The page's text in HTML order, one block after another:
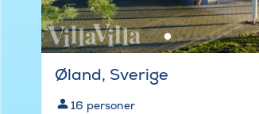
Øland, Sverige
16 personer